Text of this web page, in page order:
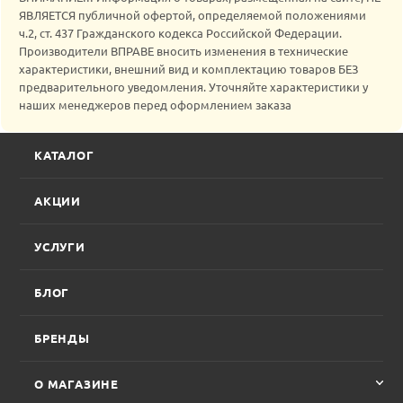
ЯВЛЯЕТСЯ публичной офертой, определяемой положениями
ч.2, ст. 437 Гражданского кодекса Российской Федерации.
Производители ВПРАВЕ вносить изменения в технические
характеристики, внешний вид и комплектацию товаров БЕЗ
предварительного уведомления. Уточняйте характеристики у
наших менеджеров перед оформлением заказа
КАТАЛОГ
АКЦИИ
УСЛУГИ
БЛОГ
БРЕНДЫ
О МАГАЗИНЕ